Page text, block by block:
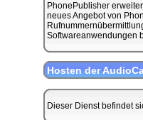
PhonePublisher
neues Angebot von
Softwareanwendungen
Hosten der
Dieser Dienst befindet